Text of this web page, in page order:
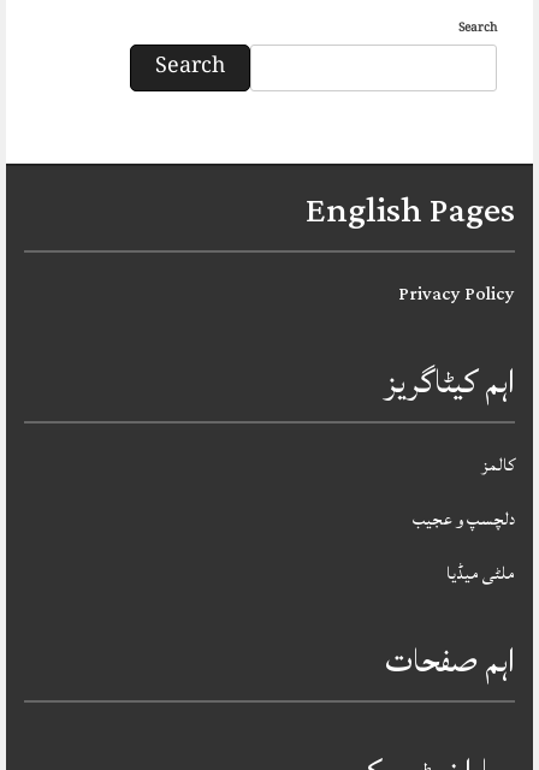
Search
Search
English Pages
Privacy Policy
اہم کیٹاگریز
کالمز
دلچسپ و عجیب
ملٹی میڈیا
اہم صفحات